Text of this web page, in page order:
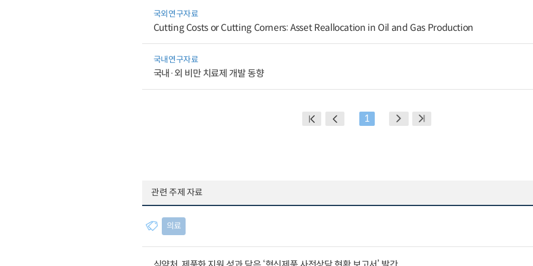
국외연구자료
Cutting Costs or Cutting Corners: Asset Reallocation in Oil and Gas Production
국내연구자료
국내·외 비만 치료제 개발 동향
1
관련 주제 자료
의료